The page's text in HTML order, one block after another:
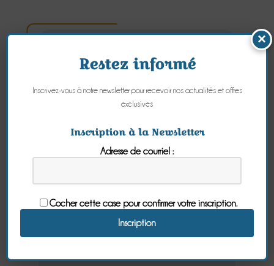
Les îles
Chausey
depuis
Granville en
Normandie
Un spectacle
unique à
chaque marée
!!
×
Restez informé
Inscrivez-vous à notre newsletter pour recevoir nos actualités et offres
exclusives
Inscription à la Newsletter
Adresse de courriel :
Cocher cette case pour confirmer votre inscription.